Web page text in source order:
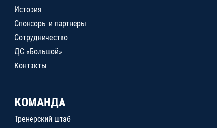
История
Спонсоры и партнеры
Сотрудничество
ДС «Большой»
Контакты
КОМАНДА
Тренерский штаб